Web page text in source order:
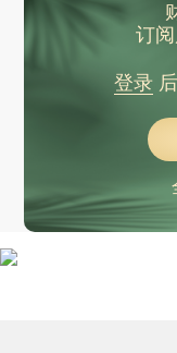
订
登录后